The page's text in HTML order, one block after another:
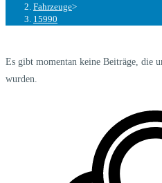
Fahrzeuge>
15990
Es gibt momentan keine Beiträge, die
wurden.